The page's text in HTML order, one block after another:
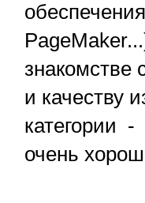
знакомстве
и качеству
категории
очень